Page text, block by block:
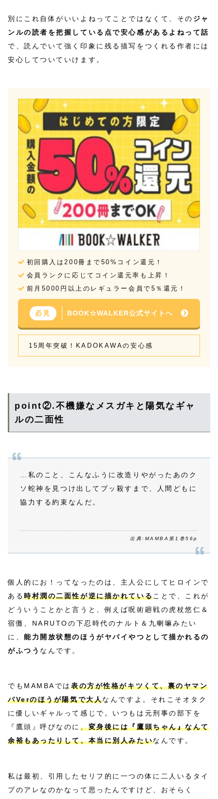
別にこれ自体がいいよねってことではなくて、その ジャ
ンルの読者を把握している点で安心感があるよねって話
で、読んでいて強く印象に残る描写をつくれる作者には
安心してついていけます。
初回購入は200冊まで50%コイン還元！
会員ランクに応じてコイン還元率も上昇！
前月5000円以上のレギュラー会員で5％還元！
必見 BOOK☆WALKER公式サイトへ
15周年突破！KADOKAWAの安心感
point②.不機嫌なメスガキと陽気なギャ
ルの二面性
…私のこと、こんなふうに改造りやがったあのク
ソ蛇神を見つけ出してブッ殺すまで、人間どもに
協力する約束なんだ。
出典:MAMBA第1巻56p
個人的にお！ってなったのは、主人公にしてヒロインで
ある時村潤の二面性が逆に描かれていることで、これが
どういうことかと言うと、例えば呪術廻戦の虎杖悠仁＆
宿儺、NARUTOの下忍時代のナルト＆九喇嘛みたい
に、能力開放状態のほうがヤバイやつとして描かれるの
がふつう なんです。
でもMAMBAでは表の方が性格がキツくて、裏のヤマン
バVerのほうが陽気で大人なんですよ。それこそオタク
に優しいギャルって感じで。いつもは元刑事の部下を
『鷹頭』呼びなのに、変身後には『鷹頭ちゃん』なんて
余裕もあったりして、本当に別人みたいなんです。
私は最初、引用したセリフ的に一つの体に二人いるタイ
プのアレなのかなって思ったんですけど、おそらく